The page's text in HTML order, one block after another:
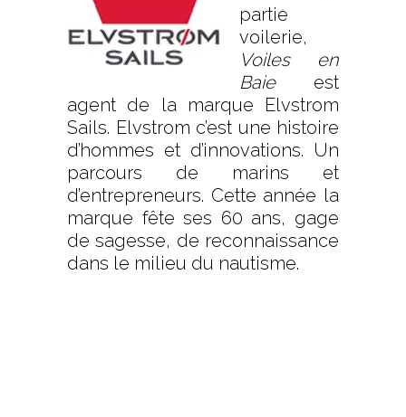
partie
voilerie,
Voiles en
Baieest
agent de la marque Elvstrom
Sails. Elvstrom c’est une histoire
d’hommes et d’innovations. Un
parcours de marins et
d’entrepreneurs. Cette année la
marque fête ses 60 ans, gage
de sagesse, de reconnaissance
dans le milieu du nautisme.